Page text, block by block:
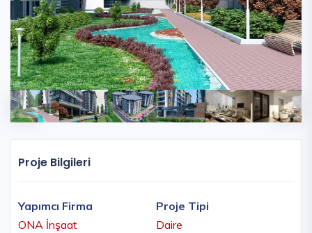
Proje Bilgileri
Yapımcı Firma
ONA İnşaat
Proje Tipi
Daire